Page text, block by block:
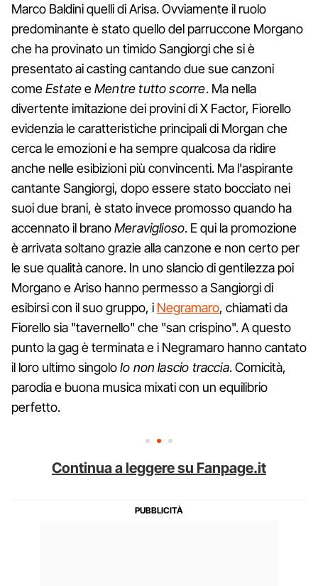
Marco Baldini quelli di Arisa. Ovviamente il ruolo
predominante è stato quello del parruccone Morgano
che ha provinato un timido Sangiorgi che si è
presentato ai casting cantando due sue canzoni
comeEstateeMentre tutto scorre. Ma nella
divertente imitazione dei provini di X Factor, Fiorello
evidenzia le caratteristiche principali di Morgan che
cerca le emozioni e ha sempre qualcosa da ridire
anche nelle esibizioni più convincenti. Ma l'aspirante
cantante Sangiorgi, dopo essere stato bocciato nei
suoi due brani, è stato invece promosso quando ha
accennato il branoMeraviglioso. E qui la promozione
è arrivata soltano grazie alla canzone e non certo per
le sue qualità canore. In uno slancio di gentilezza poi
Morgano e Ariso hanno permesso a Sangiorgi di
esibirsi con il suo gruppo, i Negramaro, chiamati da
Fiorello sia "tavernello" che "san crispino". A questo
punto la gag è terminata e i Negramaro hanno cantato
il loro ultimo singoloIo non lascio traccia. Comicità,
parodia e buona musica mixati con un equilibrio
perfetto.
Continua a leggere su Fanpage.it